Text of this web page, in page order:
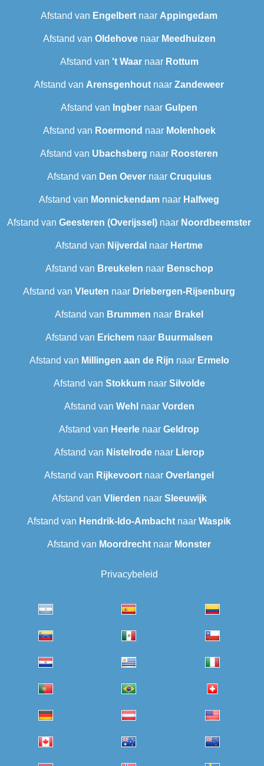
Afstand van Engelbert naar Appingedam
Afstand van Oldehovenaar Meedhuizen
Afstand van 't Waarnaar Rottum
Afstand van Arensgenhout naar Zandeweer
Afstand van Ingber naar Gulpen
Afstand van Roermond naar Molenhoek
Afstand van Ubachsberg naar Roosteren
Afstand van Den Oevernaar Cruquius
Afstand van Monnickendam naar Halfweg
Afstand van Geesteren (Overijssel) naar Noordbeemster
Afstand van Nijverdal naar Hertme
Afstand van Breukelen naar Benschop
Afstand van Vleuten naar Driebergen-Rijsenburg
Afstand van Brummen naar Brakel
Afstand van Erichem naar Buurmalsen
Afstand van Millingen aan de Rijn naar Ermelo
Afstand van Stokkumnaar Silvolde
Afstand van Wehl naar Vorden
Afstand van Heerle naar Geldrop
Afstand van Nistelrodenaar Lierop
Afstand van Rijkevoort naar Overlangel
Afstand van Vlierden naar Sleeuwijk
Afstand van Hendrik-Ido-Ambacht naar Waspik
Afstand van Moordrecht naar Monster
Privacybeleid